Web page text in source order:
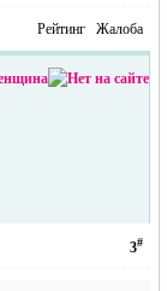
Рейтинг Жалоба
3#